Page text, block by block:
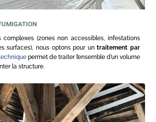
complexes (zones non accessibles, infestations
surfaces), nous optons pour untraitement par
permet de traiter l’ensemble d’un volume
la structure.